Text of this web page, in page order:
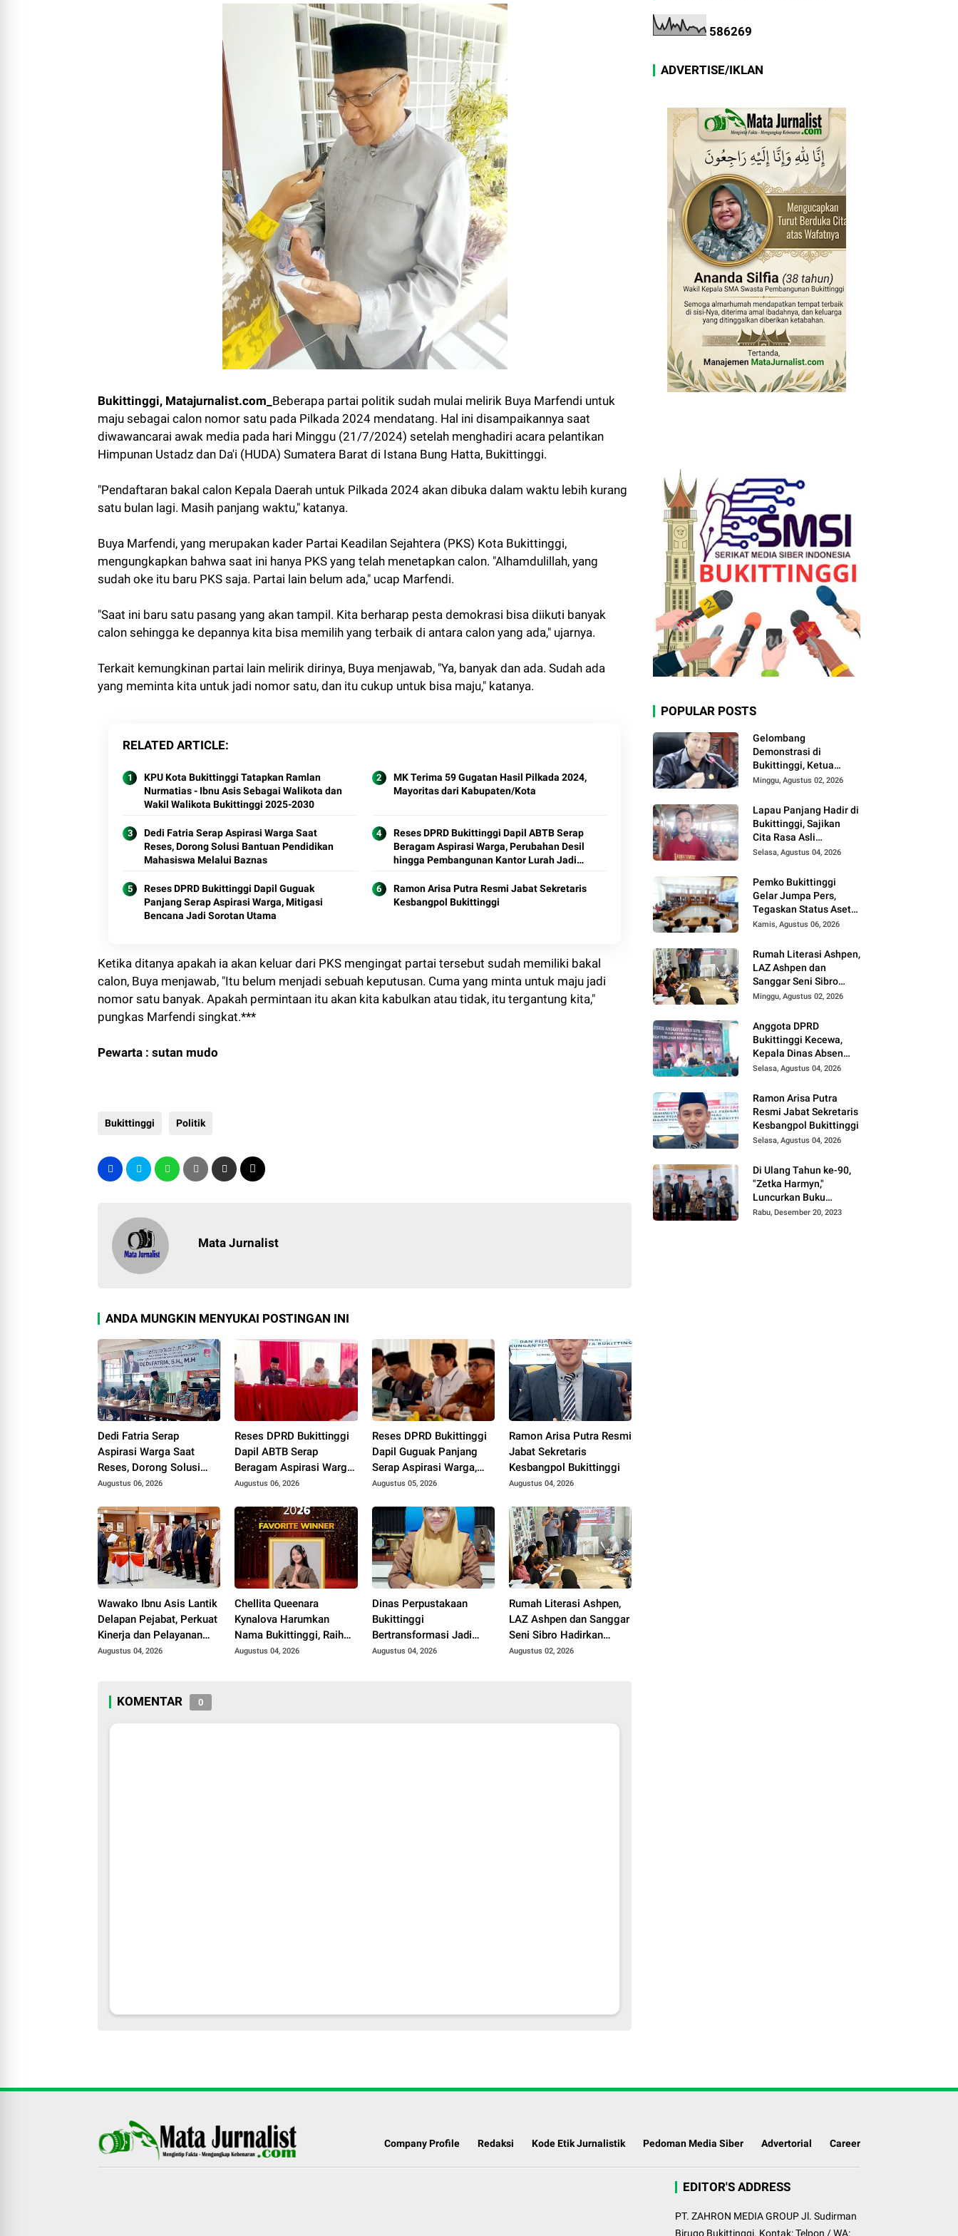
Bukittinggi, Matajurnalist.com_ Beberapa partai politik sudah mulai melirik Buya Marfendi untuk
maju sebagai calon nomor satu pada Pilkada 2024 mendatang. Hal ini disampaikannya saat
diwawancarai awak media pada hari Minggu (21/7/2024) setelah menghadiri acara pelantikan
Himpunan Ustadz dan Da'i (HUDA) Sumatera Barat di Istana Bung Hatta, Bukittinggi.
"Pendaftaran bakal calon Kepala Daerah untuk Pilkada 2024 akan dibuka dalam waktu lebih kurang
satu bulan lagi. Masih panjang waktu," katanya.
Buya Marfendi, yang merupakan kader Partai Keadilan Sejahtera (PKS) Kota Bukittinggi,
mengungkapkan bahwa saat ini hanya PKS yang telah menetapkan calon. "Alhamdulillah, yang
sudah oke itu baru PKS saja. Partai lain belum ada," ucap Marfendi.
"Saat ini baru satu pasang yang akan tampil. Kita berharap pesta demokrasi bisa diikuti banyak
calon sehingga ke depannya kita bisa memilih yang terbaik di antara calon yang ada," ujarnya.
Terkait kemungkinan partai lain melirik dirinya, Buya menjawab, "Ya, banyak dan ada. Sudah ada
yang meminta kita untuk jadi nomor satu, dan itu cukup untuk bisa maju," katanya.
RELATED ARTICLE
KPU Kota Bukittinggi Tatapkan Ramlan
Nurmatias - Ibnu Asis Sebagai Walikota dan
Wakil Walikota Bukittinggi 2025-2030
MK Terima 59 Gugatan Hasil Pilkada 2024,
Mayoritas dari Kabupaten/Kota
Dedi Fatria Serap Aspirasi Warga Saat
Reses, Dorong Solusi Bantuan Pendidikan
Mahasiswa Melalui Baznas
Reses DPRD Bukittinggi Dapil ABTB Serap
Beragam Aspirasi Warga, Perubahan Desil
hingga Pembangunan Kantor Lurah Jadi
Reses DPRD Bukittinggi Dapil Guguak
Panjang Serap Aspirasi Warga, Mitigasi
Bencana Jadi Sorotan Utama
Ramon Arisa Putra Resmi Jabat Sekretaris
Kesbangpol Bukittinggi
Ketika ditanya apakah ia akan keluar dari PKS mengingat partai tersebut sudah memiliki bakal
calon, Buya menjawab, "Itu belum menjadi sebuah keputusan. Cuma yang minta untuk maju jadi
nomor satu banyak. Apakah permintaan itu akan kita kabulkan atau tidak, itu tergantung kita,"
pungkas Marfendi singkat.***
Pewarta : sutan mudo
Bukittinggi Politik
Mata Jurnalist
ANDA MUNGKIN MENYUKAI POSTINGAN INI
Dedi Fatria Serap
Aspirasi Warga Saat
Reses, Dorong Solusi
Bantuan Pendidikan
Baznas
Augustus 06, 2026
Reses DPRD Bukittinggi
Dapil ABTB Serap
Beragam Aspirasi Warga,
Perubahan Desil hingga
Lurah Jadi Sorotan
Augustus 06, 2026
Reses DPRD Bukittinggi
Dapil Guguak Panjang
Serap Aspirasi Warga,
Mitigasi Bencana Jadi
Augustus 05, 2026
Ramon Arisa Putra Resmi
Jabat Sekretaris
Kesbangpol Bukittinggi
Augustus 04, 2026
Wawako Ibnu Asis Lantik
Delapan Pejabat, Perkuat
Kinerja dan Pelayanan
Publik Pemko Bukittinggi
Augustus 04, 2026
Chellita Queenara
Kynalova Harumkan
Nama Bukittinggi, Raih
Favorite Winner di Ajang
Augustus 04, 2026
Dinas Perpustakaan
Bukittinggi
Bertransformasi Jadi
Ruang Belajar, Hadirkan
Augustus 04, 2026
Rumah Literasi Ashpen,
LAZ Ashpen dan Sanggar
Seni Sibro Hadirkan
Bimbel Bahasa Jepang
Augustus 02, 2026
KOMENTAR 0
586269
ADVERTISE/IKLAN
POPULAR POSTS
Gelombang
Demonstrasi di
Bukittinggi, Ketua
DPRD Ajak Semua
Kondusivitas.
Minggu, Agustus 02, 2026
Lapau Panjang Hadir di
Bukittinggi, Sajikan
Cita Rasa Asli
Minangkabau dengan
Selasa, Agustus 04, 2026
Pemko Bukittinggi
Gelar Jumpa Pers,
Tegaskan Status Aset
Daerah dan Klarifikasi
UFDK
Kamis, Agustus 06, 2026
Rumah Literasi Ashpen,
LAZ Ashpen dan
Sanggar Seni Sibro
Hadirkan Bimbel
Anak-anak
Minggu, Agustus 02, 2026
Anggota DPRD
Bukittinggi Kecewa,
Kepala Dinas Absen
pada Reses Masa
2025/ 2026.
Selasa, Agustus 04, 2026
Ramon Arisa Putra
Resmi Jabat Sekretaris
Kesbangpol Bukittinggi
Selasa, Agustus 04, 2026
Di Ulang Tahun ke-90,
"Zetka Harmyn,"
Luncurkan Buku
Biografi, Jejak Langkah
Rabu, Desember 20, 2023
Company Profile Redaksi Kode Etik Jurnalistik Pedoman Media Siber Advertorial Career
EDITOR'S ADDRESS
PT. ZAHRON MEDIA GROUP Jl. Sudirman
Birugo Bukittinggi. Kontak: Telpon / WA: